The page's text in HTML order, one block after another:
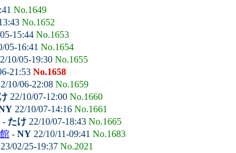
No.1649
No.1652
15:44 No.1653
05-16:41 No.1654
10/05-19:30 No.1655
21:53 No.1658
10/06-22:08 No.1659
22/10/07-12:00 No.1660
22/10/07-14:16 No.1661
- たけ 22/10/07-18:43 No.1665
- NY 22/10/11-09:41 No.1683
23/02/25-19:37 No.2021